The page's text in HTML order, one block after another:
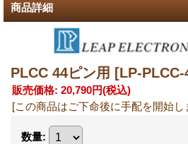
商品詳細
PLCC 44ピン用 [LP-PLCC-
販売価格: 20,790円(税込)
[この商品はご下命後に手配を開始し
数量: